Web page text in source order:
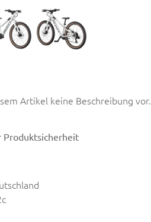
Artikel keine Beschreibung vor.
Produktsicherheit